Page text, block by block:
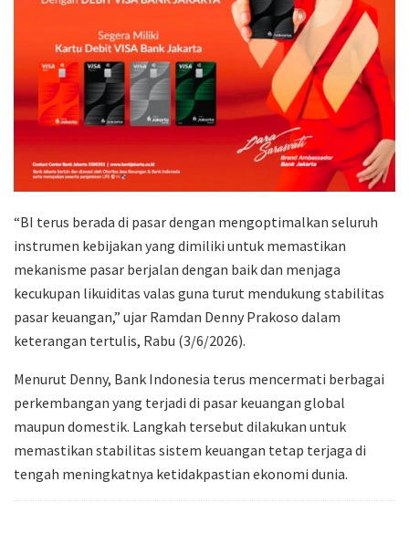
“BI terus berada di pasar dengan mengoptimalkan seluruh
instrumen kebijakan yang dimiliki untuk memastikan
mekanisme pasar berjalan dengan baik dan menjaga
kecukupan likuiditas valas guna turut mendukung stabilitas
pasar keuangan,” ujar Ramdan Denny Prakoso dalam
keterangan tertulis, Rabu (3/6/2026).
Menurut Denny, Bank Indonesia terus mencermati berbagai
perkembangan yang terjadi di pasar keuangan global
maupun domestik. Langkah tersebut dilakukan untuk
memastikan stabilitas sistem keuangan tetap terjaga di
tengah meningkatnya ketidakpastian ekonomi dunia.